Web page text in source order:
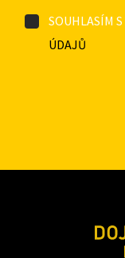
SOUHLASÍM S
ÚDAJŮ